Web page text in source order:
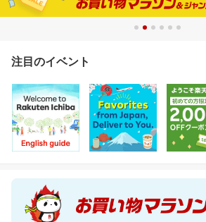
注目のイベント